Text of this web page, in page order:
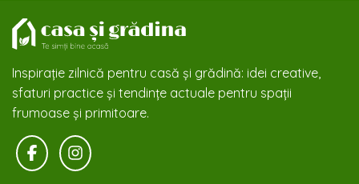
Inspirație zilnică pentru casă și grădină: idei creative,
sfaturi practice și tendințe actuale pentru spații
frumoase și primitoare.